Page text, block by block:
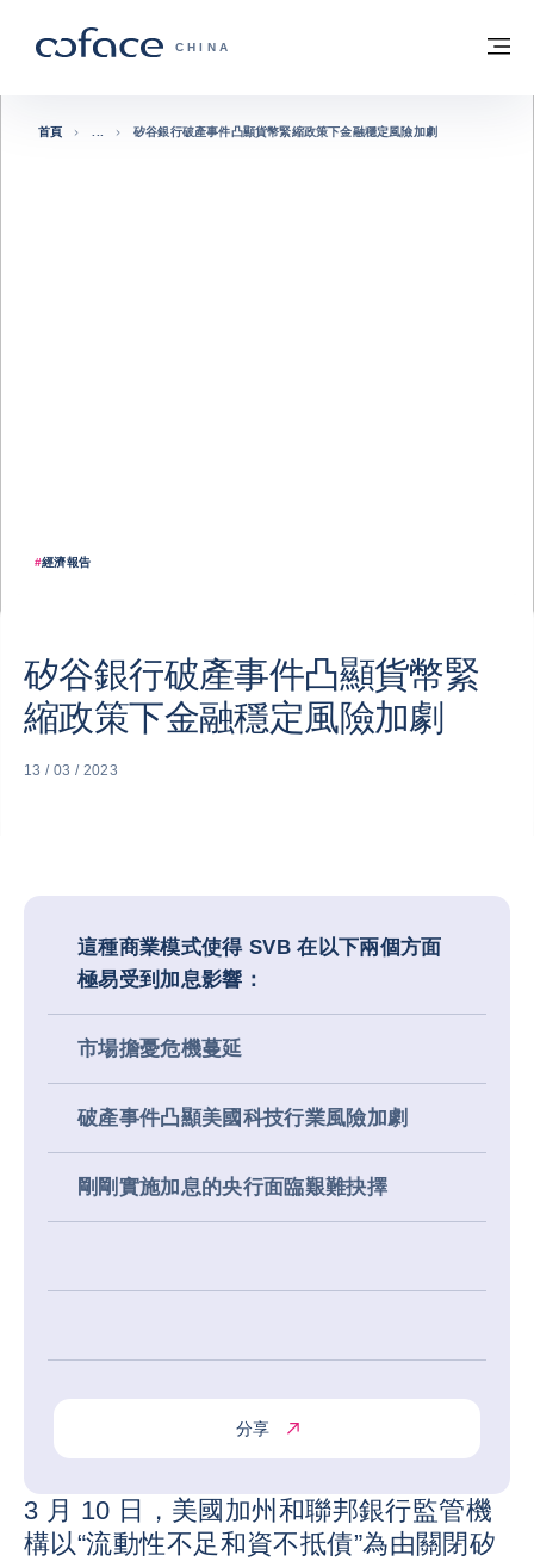
科法斯：攜手共創安全貿易 - 首頁
CHINA
返回首頁
#經濟報告
首頁 矽谷銀行破產事件凸顯貨幣緊縮政策下金融穩定風險加劇
矽谷銀行破產事件凸顯貨幣緊
縮政策下金融穩定風險加劇
13 / 03 / 2023
這種商業模式使得 SVB 在以下兩個方面
極易受到加息影響：
市場擔憂危機蔓延
破產事件凸顯美國科技行業風險加劇
剛剛實施加息的央行面臨艱難抉擇
分享
3 月 10 日，美國加州和聯邦銀行監管機
構以“流動性不足和資不抵債”為由關閉矽